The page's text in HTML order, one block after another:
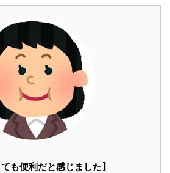
も便利だと感じました】